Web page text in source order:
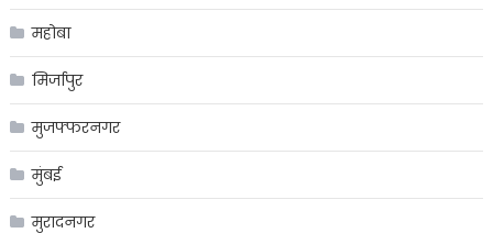
महोबा
मिर्जापुर
मुजफ्फरनगर
मुंबई
मुरादनगर